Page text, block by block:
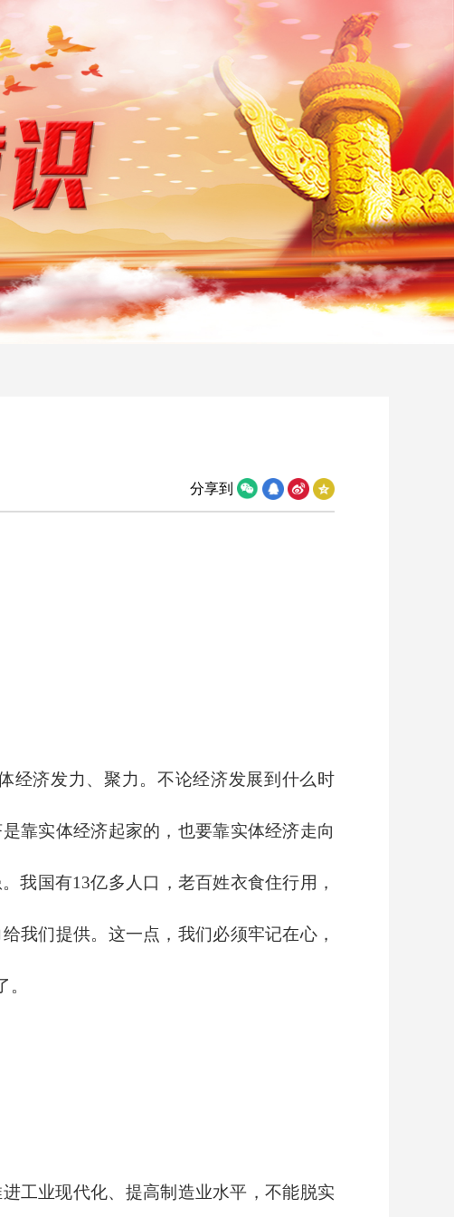
分享到
经济发力、聚力。不论经济发展到什么时
靠实体经济起家的，也要靠实体经济走向
我国有13亿多人口，老百姓衣食住行用，
我们提供。这一点，我们必须牢记在心，
工业现代化、提高制造业水平，不能脱实